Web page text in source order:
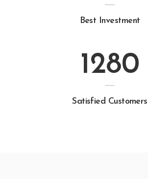
Best Investment
1280
Satisfied Customers